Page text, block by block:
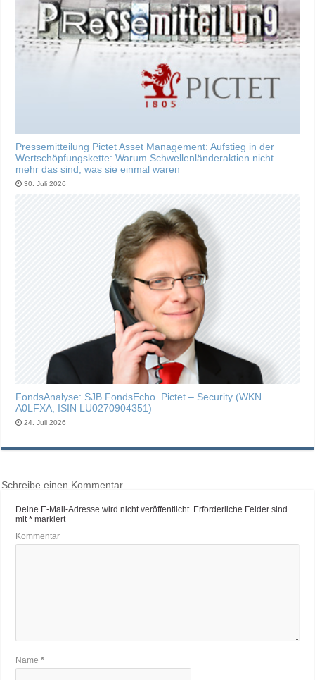
Pressemitteilung Pictet Asset Management: Aufstieg in der
Wertschöpfungskette: Warum Schwellenländeraktien nicht
mehr das sind, was sie einmal waren
30. Juli 2026
FondsAnalyse: SJB FondsEcho. Pictet – Security (WKN
A0LFXA, ISIN LU0270904351)
24. Juli 2026
Schreibe einen Kommentar
Deine E-Mail-Adresse wird nicht veröffentlicht. Erforderliche Felder sind
mit* markiert
Kommentar
Name*